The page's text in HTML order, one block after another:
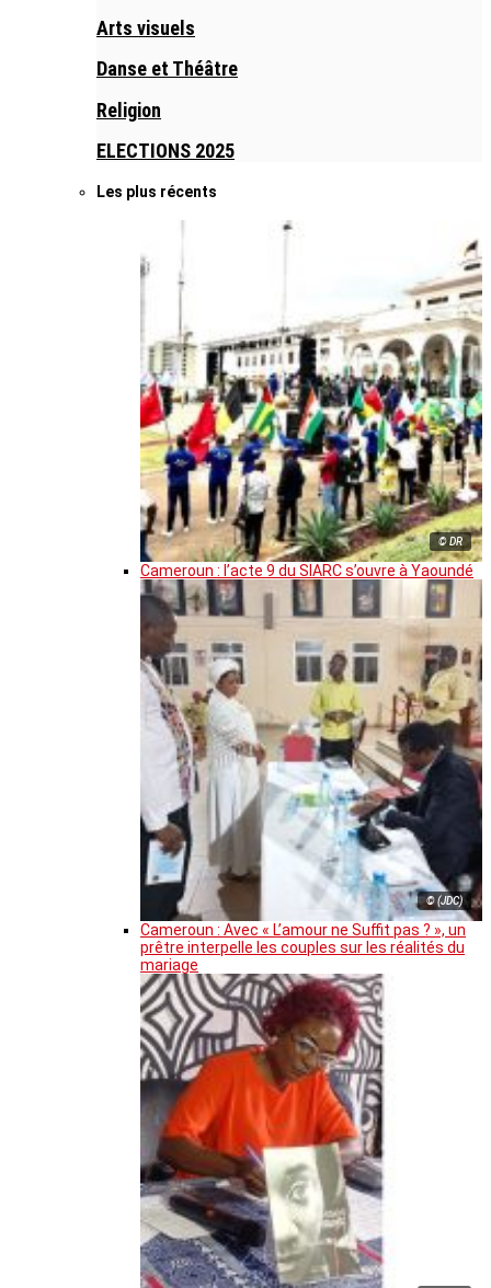
Arts visuels
Danse et Théâtre
Religion
ELECTIONS 2025
Les plus récents
© DR
Cameroun : l’acte 9 du SIARC s’ouvre à Yaoundé
© (JDC)
Cameroun : Avec « L’amour ne Suffit pas ? », un
prêtre interpelle les couples sur les réalités du
mariage